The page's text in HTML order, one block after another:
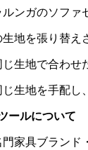
ンガのソファ
地を張り替え
じ生地で合わ
生地を手配し
ールについて
家具ブランド